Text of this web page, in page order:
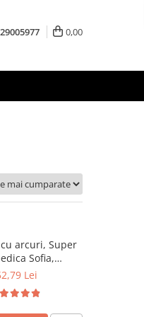
0,00
arcuri, Super
Sofia,
fermitate
aerisire cu
plus 2 perne
Lei